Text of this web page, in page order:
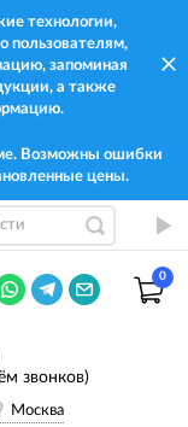
технологии,
пользователям,
запоминая
а также
Возможны ошибки
цены.
0
звонков)
Москва